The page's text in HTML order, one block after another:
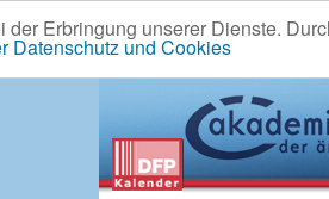
der Erbringung unserer Dienste.
Datenschutz und Cookies